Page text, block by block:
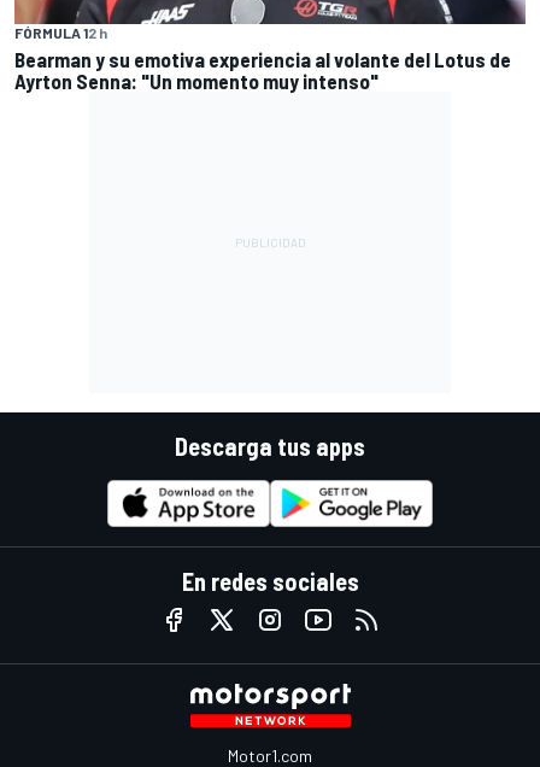
FÓRMULA 12 h
Bearman y su emotiva experiencia al volante del Lotus de
Ayrton Senna: "Un momento muy intenso"
Descarga tus apps
En redes sociales
Motor1.com